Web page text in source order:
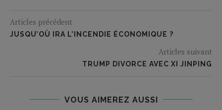
Articles précédent
JUSQU’OÙ IRA L’INCENDIE ÉCONOMIQUE ?
Articles suivant
TRUMP DIVORCE AVEC XI JINPING
VOUS AIMEREZ AUSSI